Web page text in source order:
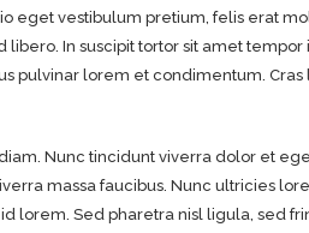
eget vestibulum pretium, felis erat
libero. In suscipit tortor sit amet
pulvinar lorem et condimentum. Cras
Nunc tincidunt viverra dolor et
massa faucibus. Nunc ultricies
lorem. Sed pharetra nisl ligula, sed